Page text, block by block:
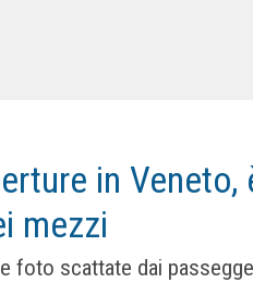
in Veneto,
mezzi
foto scattate dai